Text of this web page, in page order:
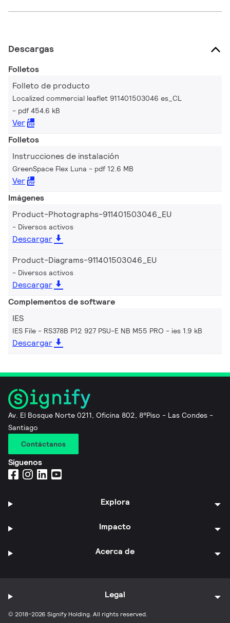
Descargas
Folletos
Folleto de producto
Localized commercial leaflet 911401503046 es_CL
pdf 454.6 kB
Ver
Folletos
Instrucciones de instalación
GreenSpace Flex Luna pdf 12.6 MB
Ver
Imágenes
Product-Photographs-911401503046_EU
Diversos activos
Descargar
Product-Diagrams-911401503046_EU
Diversos activos
Descargar
Complementos de software
IES
IES File - RS378B P12 927 PSU-E NB M55 PRO ies 1.9 kB
Descargar
Av. El Bosque Norte 0211, Oficina 802, 8°Piso - Las Condes -
Santiago
Contáctanos
Síguenos
Explora
Impacto
Acerca de
© 2018-2026 Signify Holding. All rights reserved.
Legal